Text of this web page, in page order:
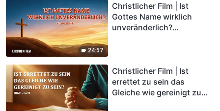
24:57
Christlicher Film | Ist
Gottes Name wirklich
unveränderlich?
Christlicher Film | Ist
errettet zu sein das
Gleiche wie gereinigt zu